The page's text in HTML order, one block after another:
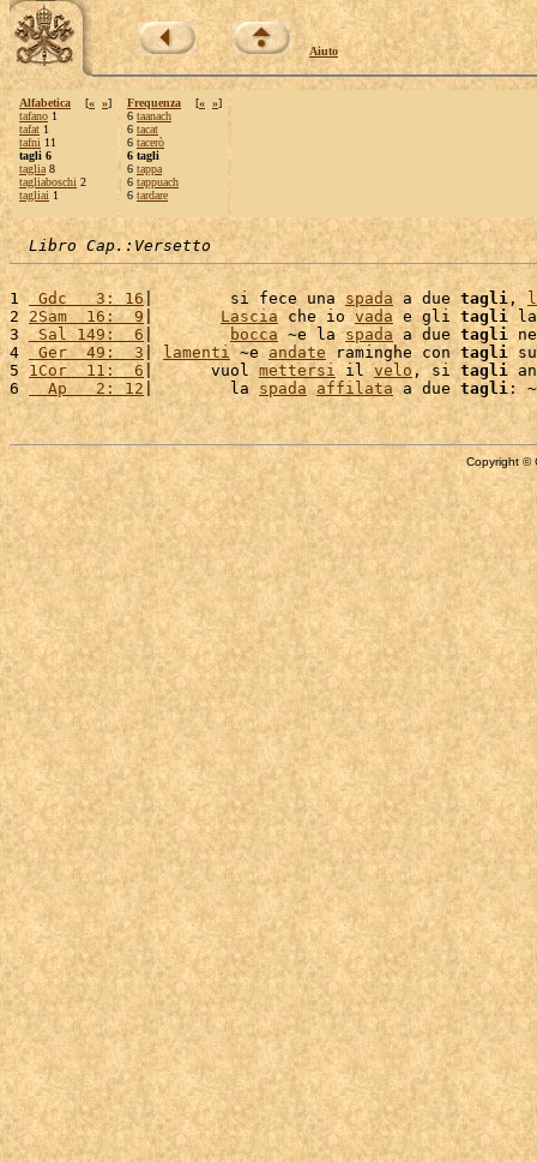
Aiuto
Alfabetica [« »]
tafano 1
tafat 1
tafni 11
tagli 6
taglia 8
tagliaboschi 2
tagliai 1
Frequenza [« »]
6 taanach
6 tacat
6 tacerò
6 tagli
6 tappa
6 tappuach
6 tardare
Libro Cap.:Versetto
1 Gdc   3: 16|        si fece una spada a due tagli ,
2 2Sam  16:  9 | Lascia che io vada e gli tagli
3 Sal 149:  6 | bocca ~e la spada a due tagli
4
Ger  49:  3| lamenti ~e andate raminghe con tagli
5 1Cor  11:  6 |      vuol mettersi il velo , si tagli
6
  Ap   2: 12
|        la spada affilata a due tagli
Copyright ©